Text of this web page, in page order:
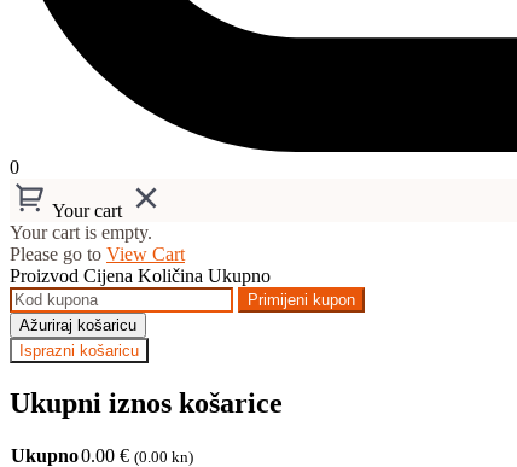
0
Your cart
Your cart is empty.
Please go to View Cart
Proizvod Cijena Količina Ukupno
Primijeni kupon
Ažuriraj košaricu
Isprazni košaricu
Ukupni iznos košarice
Ukupno0.00 € (0.00 kn)